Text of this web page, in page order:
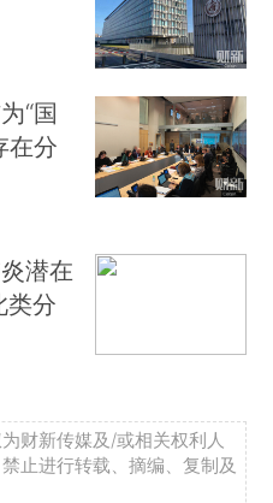
“国
在分
潜在
类分
财新传媒及/或相关权利人
止进行转载、摘编、复制及